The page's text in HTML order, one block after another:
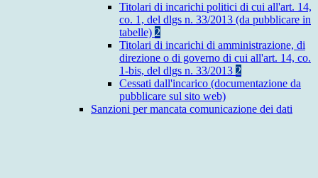
Titolari di incarichi politici di cui all'art. 14,
co. 1, del dlgs n. 33/2013 (da pubblicare in
tabelle) 2
Titolari di incarichi di amministrazione, di
direzione o di governo di cui all'art. 14, co.
1-bis, del dlgs n. 33/2013 2
Cessati dall'incarico (documentazione da
pubblicare sul sito web)
Sanzioni per mancata comunicazione dei dati